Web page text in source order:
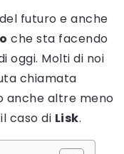
futuro e anche
che sta facendo
oggi. Molti di noi
chiamata
anche altre meno
caso di Lisk.